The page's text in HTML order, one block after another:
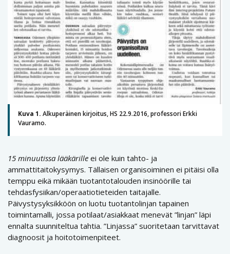
Kuva 1. Alkuperäinen kirjoitus, HS 22.9.2016, professori Erkki
Vauramo.
15 minuutissa lääkärille ei ole kuin tahto- ja
ammattitaitokysymys. Tällaisen organisoiminen ei pitäisi olla
temppu eikä mikään tuotantotalouden insinöörille tai
tehdasfysiikan/operaatiotieteiden taitajalle.
Päivystysyksikköön on luotu tuotantolinjan tapainen
toimintamalli, jossa potilaat/asiakkaat menevät ”linjan” läpi
ennalta suunniteltua tahtia. ”Linjassa” suoritetaan tarvittavat
diagnoosit ja hoitotoimenpiteet.